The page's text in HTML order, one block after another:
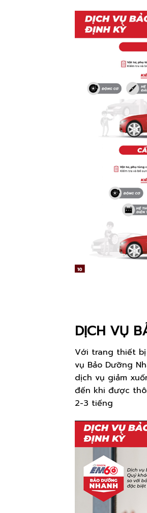
DỊCH VỤ
Với trang thiết
vụ Bảo Dưỡng
dịch vụ giảm
đến khi được
2-3 tiếng